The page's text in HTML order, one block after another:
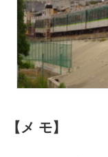
【メ モ】